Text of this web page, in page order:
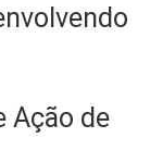
Ação de